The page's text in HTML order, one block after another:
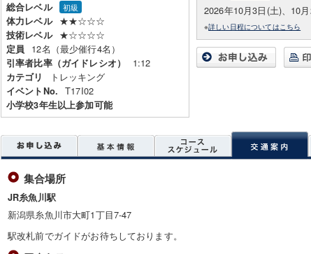
総合レベル 初級
体力レベル ★★☆☆☆
技術レベル ★☆☆☆☆
定員 12名（最少催行4名）
引率者比率（ガイドレシオ） 1:12
カテゴリ トレッキング
イベントNo. T17I02
小学校3年生以上参加可能
2026年10月3日(土)、10
※詳しい日程についてはこちら
集合場所
JR糸魚川駅
新潟県糸魚川市大町1丁目7-47
駅改札前でガイドがお待ちしております。